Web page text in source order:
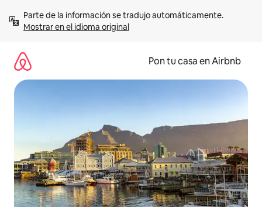
contenidoMostrar en el idioma original
Pon tu casa en Airbnb